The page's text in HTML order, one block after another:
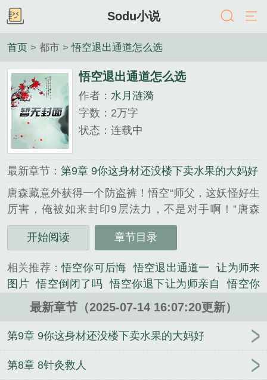
Sodu小说
首页 > 都市 >悟空退出通道怎么选
悟空退出通道怎么选
作者： 水月涟漪
字数：2万字
状态：连载中
最新章节： 第9章 9你这身材还没楼下卖水果的大妈好
唐森藏意外获得一个防盗裤！悟空“师父，这妖怪好生
厉害，俺被如来封印9层法力，不是对手啊！”唐森
藏“悟空。你退后！呔！妖孽看法宝！”南极仙翁架云
赶来:“圣僧切莫动手，孽畜还不快快现出原……咦，
烤鹿的滋味……”沙僧呼喊道：“师父，大师兄被妖怪
抓走了..”二师兄被妖怪抓走了.小师妹你放心，只要是
你被妖怪抓走了，师父一定会来救你的，顺便带上我
士是不起作用的，但是你的除外！”悟空，“师父，为
321503160...
开始阅读 章节目录
相关推荐：悟空你可后悔 悟空退出通道一
让为师来
图片 悟空倒闭了吗 悟空你退下让为师亲自
悟空你
终于重返正途了
悟空退出通道该选哪个 老家变化真
悟空你会回来跟为师唱这首歌的
悟空退出通道
三
悟空出走的三件事情 孙悟空辞职 悟空下岗
悟
么选
悟空归来
悟空要
最新章节（2025-07-14 16:07:20更新）
第9章 9你这身材还没楼下卖水果的大妈好
第8章 8针灸救人